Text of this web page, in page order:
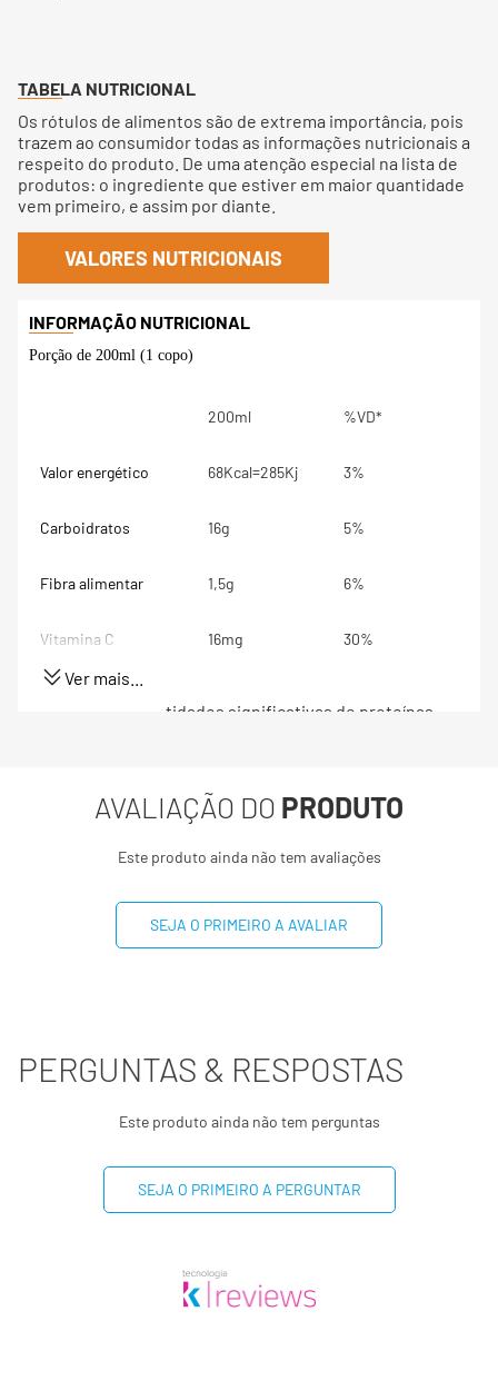
TABELA NUTRICIONAL
Os rótulos de alimentos são de extrema importância, pois
trazem ao consumidor todas as informações nutricionais a
respeito do produto. De uma atenção especial na lista de
produtos: o ingrediente que estiver em maior quantidade
vem primeiro, e assim por diante.
VALORES NUTRICIONAIS
Porção de 200ml (1 copo)
200ml %VD*
Valor energético 68Kcal=285Kj 3%
Carboidratos 16g 5%
Fibra alimentar 1,5g 6%
Vitamina C 16mg 30%
Não contém quantidades significativas de proteínas,
(*) Valores diários com base em uma dieta de 2000 kcal
ou 8400 kj. Seus valores podem maiores ou menores
Ver mais...
AVALIAÇÃO DO PRODUTO
Este produto ainda não tem avaliações
SEJA O PRIMEIRO A AVALIAR
PERGUNTAS & RESPOSTAS
Este produto ainda não tem perguntas
SEJA O PRIMEIRO A PERGUNTAR